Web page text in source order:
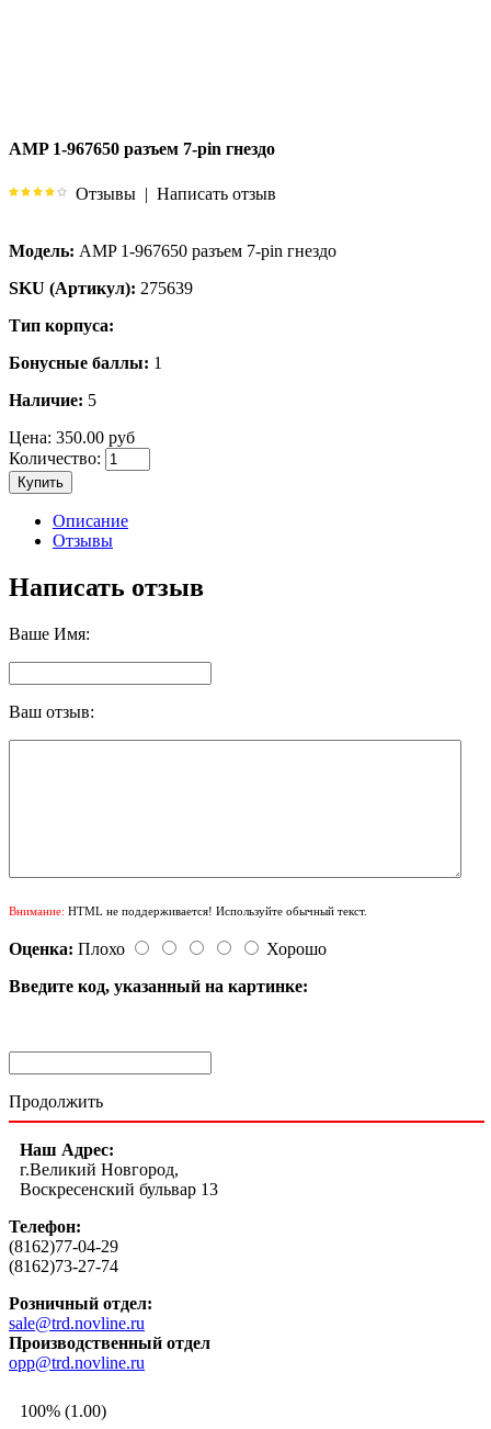
AMP 1-967650 разъем 7-pin гнездо
Отзывы | Написать отзыв
Модель: AMP 1-967650 разъем 7-pin гнездо
SKU (Артикул): 275639
Тип корпуса:
Бонусные баллы: 1
Наличие: 5
Цена: 350.00 руб
Количество:
Купить
Описание
Отзывы
Написать отзыв
Ваше Имя:
Ваш отзыв:
Внимание: HTML не поддерживается! Используйте обычный текст.
Оценка: Плохо
Хорошо
Введите код, указанный на картинке:
Продолжить
Наш Адрес:
г.Великий Новгород,
Воскресенский бульвар 13
Телефон:
(8162)77-04-29
(8162)73-27-74
Розничный отдел:
sale@trd.novline.ru
Производственный отдел
opp@trd.novline.ru
100% (1.00)